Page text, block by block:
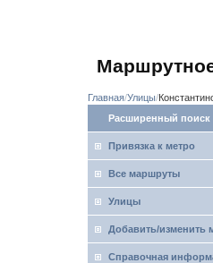
Главная Улицы
Расширенный поиск
Привязка к метро
Все маршруты
Улицы
Добавить/изменить
Справочная